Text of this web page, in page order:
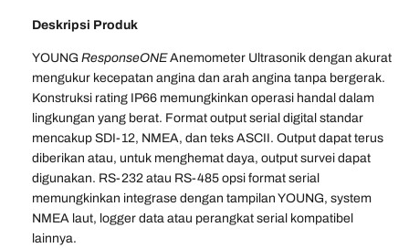
Deskripsi Produk
YOUNG ResponseONEAnemometer Ultrasonik dengan akurat
mengukur kecepatan angina dan arah angina tanpa bergerak.
Konstruksi rating IP66 memungkinkan operasi handal dalam
lingkungan yang berat. Format output serial digital standar
mencakup SDI-12, NMEA, dan teks ASCII. Output dapat terus
diberikan atau, untuk menghemat daya, output survei dapat
digunakan. RS-232 atau RS-485 opsi format serial
memungkinkan integrase dengan tampilan YOUNG, system
NMEA laut, logger data atau perangkat serial kompatibel
lainnya.